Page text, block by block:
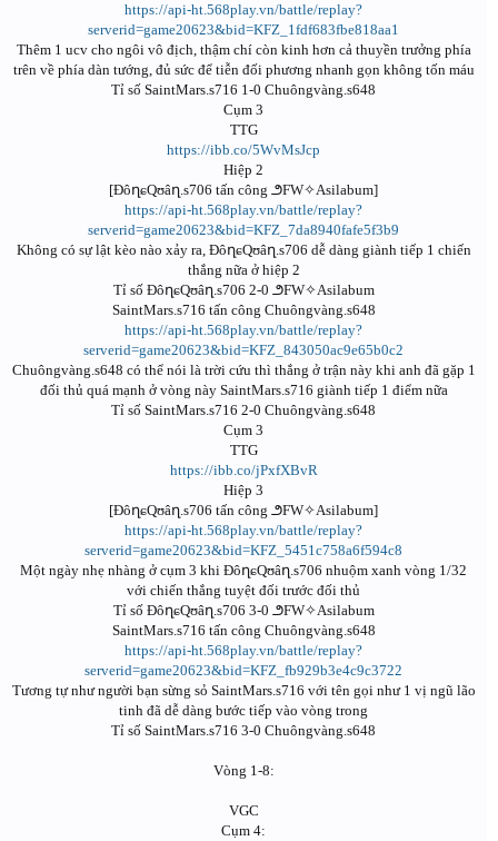
https://api-ht.568play.vn/battle/replay?
serverid=game20623&bid=KFZ_1fdf683fbe818aa1
Thêm 1 ucv cho ngôi vô địch, thậm chí còn kinh hơn cả thuyền trưởng phía
trên về phía dàn tướng, đủ sức để tiễn đối phương nhanh gọn không tốn máu
Tỉ số SaintMars.s716 1-0 Chuôngvàng.s648
Cụm 3
TTG
https://ibb.co/5WvMsJcp
Hiệp 2
[ĐôղɕQʊâղ.s706 tấn công ౨FW✧Asilabum]
https://api-ht.568play.vn/battle/replay?
serverid=game20623&bid=KFZ_7da8940fafe5f3b9
Không có sự lật kèo nào xảy ra, ĐôղɕQʊâղ.s706 dễ dàng giành tiếp 1 chiến
thắng nữa ở hiệp 2
Tỉ số ĐôղɕQʊâղ.s706 2-0 ౨FW✧Asilabum
SaintMars.s716 tấn công Chuôngvàng.s648
https://api-ht.568play.vn/battle/replay?
serverid=game20623&bid=KFZ_843050ac9e65b0c2
Chuôngvàng.s648 có thể nói là trời cứu thì thắng ở trận này khi anh đã gặp 1
đối thủ quá mạnh ở vòng này SaintMars.s716 giành tiếp 1 điểm nữa
Tỉ số SaintMars.s716 2-0 Chuôngvàng.s648
Cụm 3
TTG
https://ibb.co/jPxfXBvR
Hiệp 3
[ĐôղɕQʊâղ.s706 tấn công ౨FW✧Asilabum]
https://api-ht.568play.vn/battle/replay?
serverid=game20623&bid=KFZ_5451c758a6f594c8
Một ngày nhẹ nhàng ở cụm 3 khi ĐôղɕQʊâղ.s706 nhuộm xanh vòng 1/32
với chiến thắng tuyệt đối trước đối thủ
Tỉ số ĐôղɕQʊâղ.s706 3-0 ౨FW✧Asilabum
SaintMars.s716 tấn công Chuôngvàng.s648
https://api-ht.568play.vn/battle/replay?
serverid=game20623&bid=KFZ_fb929b3e4c9c3722
Tương tự như người bạn sừng sỏ SaintMars.s716 với tên gọi như 1 vị ngũ lão
tinh đã dễ dàng bước tiếp vào vòng trong
Tỉ số SaintMars.s716 3-0 Chuôngvàng.s648
Vòng 1-8:
VGC
Cụm 4: